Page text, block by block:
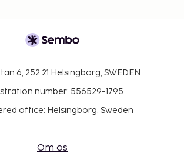
6, 252 21 Helsingborg, SWEDEN
number: 556529-1795
office: Helsingborg, Sweden
Om os